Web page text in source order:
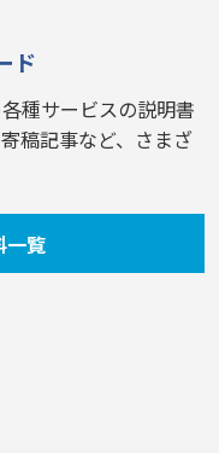
ド
種サービスの説明書
稿記事など、さまざ
一覧